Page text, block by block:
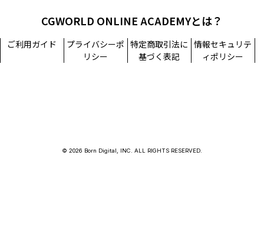
CGWORLD ONLINE ACADEMYとは？
ご利用ガイド
プライバシーポ
リシー
特定商取引法に
基づく表記
情報セキュリテ
ィポリシー
© 2026 Born Digital, INC. ALL RIGHTS RESERVED.